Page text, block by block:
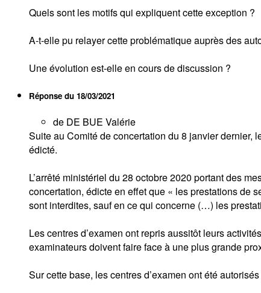
Quels sont les motifs qui expliquent cette exception ?
A-t-elle pu relayer cette problématique auprès des
Une évolution est-elle en cours de discussion ?
Réponse du 18/03/2021
de DE BUE Valérie
Suite au Comité de concertation du 8 janvier dernier,
édicté.
L’arrêté ministériel du 28 octobre 2020 portant des
concertation, édicte en effet que « les prestations de
sont interdites, sauf en ce qui concerne (…) les
Les centres d’examen ont repris aussitôt leurs
examinateurs doivent faire face à une plus grande
Sur cette base, les centres d’examen ont été